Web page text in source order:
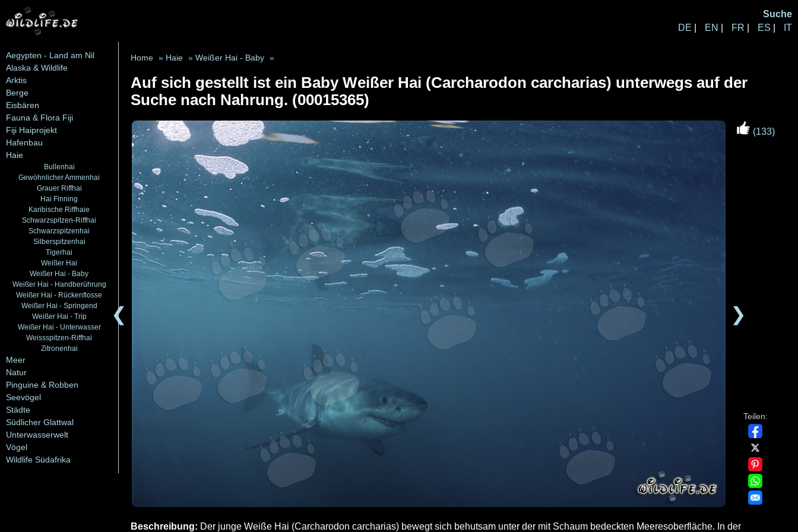
Suche
DE
EN FR ES IT
Aegypten - Land am Nil
Alaska & Wildlife
Arktis
Berge
Eisbären
Fauna & Flora Fiji
Fiji Haiprojekt
Hafenbau
Haie
Bullenhai
Gewöhnlicher Ammenhai
Grauer Riffhai
Hai Finning
Karibische Riffhaie
Schwarzspitzen-Riffhai
Schwarzspitzenhai
Silberspitzenhai
Tigerhai
Weißer Hai
Weißer Hai - Baby
Weißer Hai - Handberührung
Weißer Hai - Rückenflosse
Weißer Hai - Springend
Weißer Hai - Trip
Weißer Hai - Unterwasser
Weissspitzen-Riffhai
Zitronenhai
Meer
Natur
Pinguine & Robben
Seevögel
Städte
Südlicher Glattwal
Unterwasserwelt
Vögel
Wildlife Südafrika
Home » Haie » Weißer Hai - Baby »
Auf sich gestellt ist ein Baby Weißer Hai (Carcharodon carcharias) unterwegs auf der
Suche nach Nahrung. (00015365)
❮ ❯
(133)
Teilen:
Beschreibung: Der junge Weiße Hai (Carcharodon carcharias) bewegt sich behutsam unter der mit Schaum bedeckten Meeresoberfläche. In der